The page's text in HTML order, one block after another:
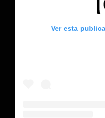
Ver esta